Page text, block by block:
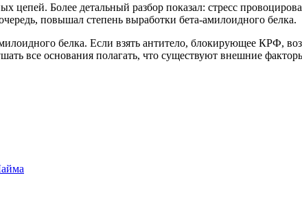
цепей. Более детальный разбор показал: стресс
повышал степень выработки бета-амилоидного белка.
белка. Если взять антитело, блокирующее КРФ,
все основания полагать, что существуют внешние